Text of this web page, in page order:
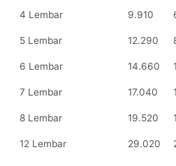
4 Lembar 9.910
5 Lembar 12.290
6 Lembar 14.660
7 Lembar 17.040
8 Lembar 19.520
12 Lembar 29.020